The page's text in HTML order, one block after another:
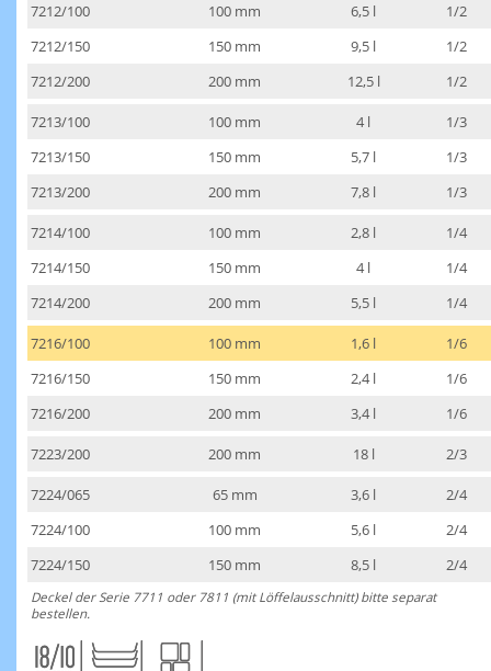
7212/100 100 mm 6,5 l
1/2
7212/150
150 mm 9,5 l
1/2
7212/200
200 mm 12,5 l 1/2
7213/100 100 mm 4 l
1/3
7213/150
150 mm 5,7 l
1/3
7213/200
200 mm 7,8 l 1/3
7214/100 100 mm 2,8 l
1/4
7214/150
150 mm 4 l
1/4
7214/200
200 mm 5,5 l 1/4
7216/100 100 mm 1,6 l
1/6
7216/150
150 mm 2,4 l
1/6
7216/200
200 mm 3,4 l 1/6
7223/200 200 mm 18 l 2/3
7224/065 65 mm 3,6 l
2/4
7224/100
100 mm 5,6 l
2/4
7224/150
150 mm 8,5 l 2/4
Deckel der Serie 7711 oder 7811 (mit Löffelausschnitt) bitte separat
bestellen.